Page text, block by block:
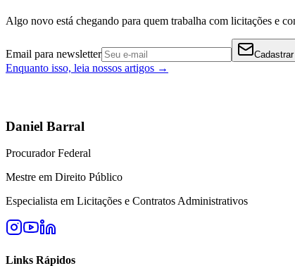
Algo novo está chegando para quem trabalha com licitações e
Email para newsletter Cadastrar
Enquanto isso, leia nossos artigos →
Daniel Barral
Procurador Federal
Mestre em Direito Público
Especialista em Licitações e Contratos Administrativos
Links Rápidos